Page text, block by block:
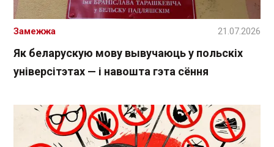
Як беларускую мову вывучаюць у польскіх
універсітэтах — і навошта гэта сёння
Замежжа 21.07.2026